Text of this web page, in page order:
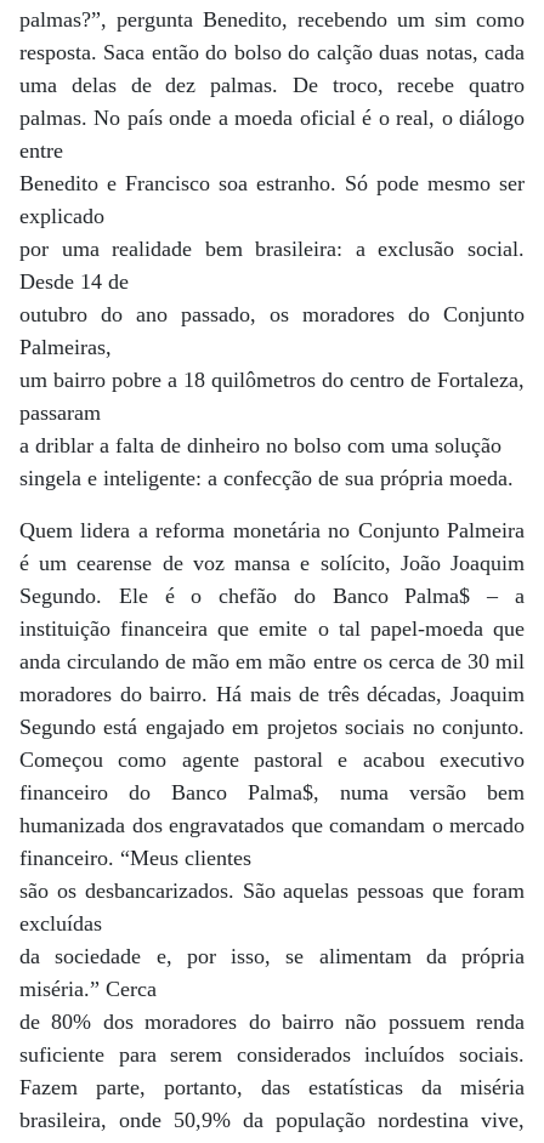
palmas?”, pergunta Benedito, recebendo um sim como
resposta. Saca então do bolso do calção duas notas, cada
uma delas de dez palmas. De troco, recebe quatro
palmas. No país onde a moeda oficial é o real, o diálogo
entre
Benedito e Francisco soa estranho. Só pode mesmo ser
explicado
por uma realidade bem brasileira: a exclusão social.
Desde 14 de
outubro do ano passado, os moradores do Conjunto
Palmeiras,
um bairro pobre a 18 quilômetros do centro de Fortaleza,
passaram
a driblar a falta de dinheiro no bolso com uma solução
singela e inteligente: a confecção de sua própria moeda.
Quem lidera a reforma monetária no Conjunto Palmeira
é um cearense de voz mansa e solícito, João Joaquim
Segundo. Ele é o chefão do Banco Palma$ – a
instituição financeira que emite o tal papel-moeda que
anda circulando de mão em mão entre os cerca de 30 mil
moradores do bairro. Há mais de três décadas, Joaquim
Segundo está engajado em projetos sociais no conjunto.
Começou como agente pastoral e acabou executivo
financeiro do Banco Palma$, numa versão bem
humanizada dos engravatados que comandam o mercado
financeiro. “Meus clientes
são os desbancarizados. São aquelas pessoas que foram
excluídas
da sociedade e, por isso, se alimentam da própria
miséria.” Cerca
de 80% dos moradores do bairro não possuem renda
suficiente para serem considerados incluídos sociais.
Fazem parte, portanto, das estatísticas da miséria
brasileira, onde 50,9% da população nordestina vive,